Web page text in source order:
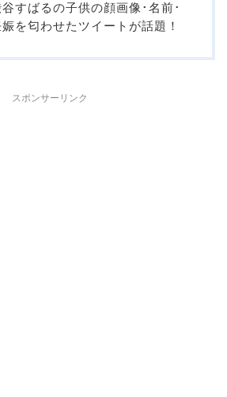
すばるの子供の顔画像･名前･
を匂わせたツイートが話題！
スポンサーリンク